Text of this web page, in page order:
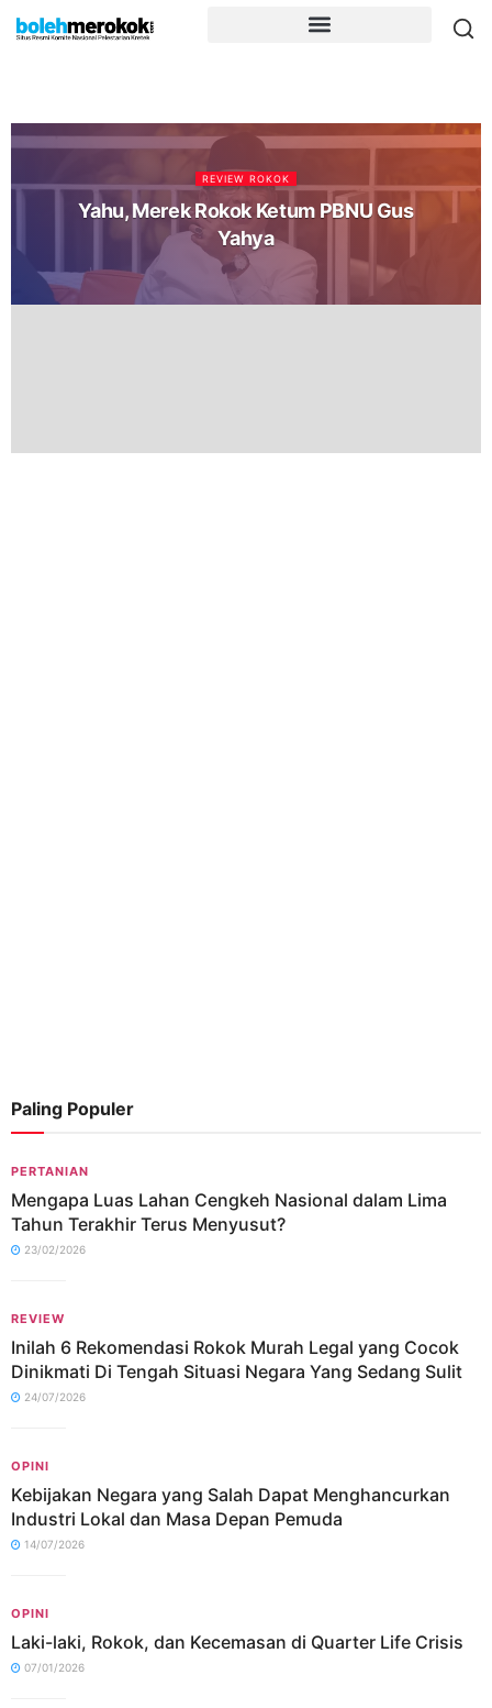
REVIEW ROKOK
Yahu, Merek Rokok Ketum PBNU Gus
Yahya
Paling Populer
PERTANIAN
Mengapa Luas Lahan Cengkeh Nasional dalam Lima
Tahun Terakhir Terus Menyusut?
23/02/2026
REVIEW
Inilah 6 Rekomendasi Rokok Murah Legal yang Cocok
Dinikmati Di Tengah Situasi Negara Yang Sedang Sulit
24/07/2026
OPINI
Kebijakan Negara yang Salah Dapat Menghancurkan
Industri Lokal dan Masa Depan Pemuda
14/07/2026
OPINI
Laki-laki, Rokok, dan Kecemasan di Quarter Life Crisis
07/01/2026